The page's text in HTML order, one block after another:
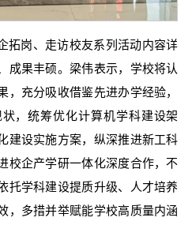
拓岗、走访校友系列活动内容详
成果丰硕。梁伟表示，学校将认
，充分吸收借鉴先进办学经验，
，统筹优化计算机学科建设架
建设实施方案，纵深推进新工科
校企产学研一体化深度合作，不
托学科建设提质升级、人才培养
，多措并举赋能学校高质量内涵